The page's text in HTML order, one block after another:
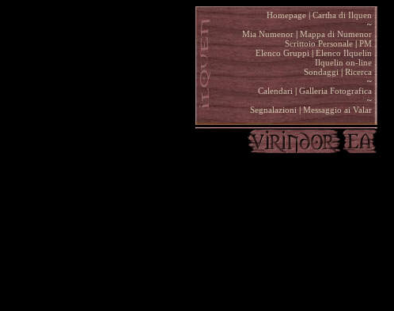
Homepage| Cartha di Ilquen .
~.
Mia Numenor | Mappa di Numenor .
Scrittoio Personale| PM .
Elenco Gruppi | Elenco Ilquelin .
Ilquelin on-line .
Sondaggi | Ricerca .
~.
Calendari | Galleria Fotografica .
~.
Segnalazioni| Messaggio ai Valar .